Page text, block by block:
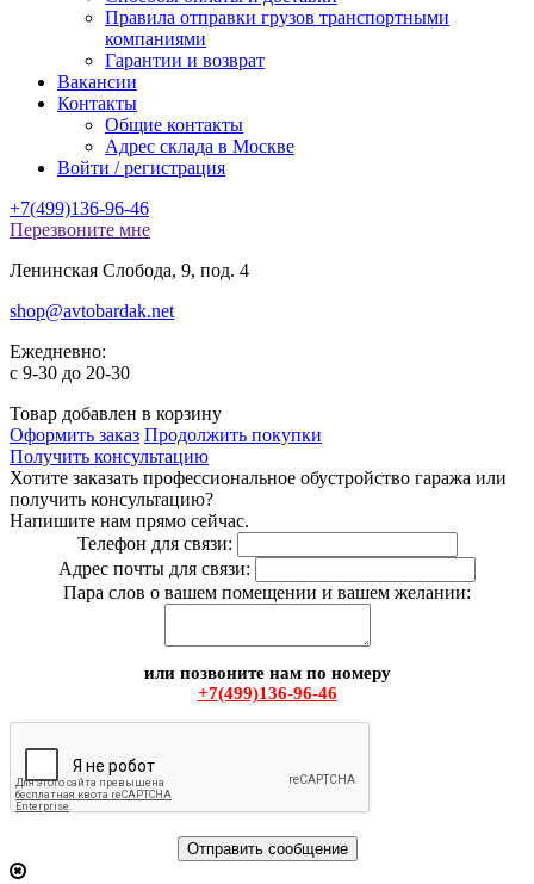
Правила отправки грузов транспортными
компаниями
Гарантии и возврат
Вакансии
Контакты
Общие контакты
Адрес склада в Москве
Войти / регистрация
+7(499)136-96-46
Перезвоните мне
Ленинская Слобода, 9, под. 4
shop@avtobardak.net
Ежедневно:
c 9-30 до 20-30
Товар добавлен в корзину
Оформить заказ Продолжить покупки
Получить консультацию
Хотите заказать профессиональное обустройство гаража или
получить консультацию?
Напишите нам прямо сейчас.
Телефон для связи:
Адрес почты для связи:
Пара слов о вашем помещении и вашем желании:
или позвоните нам по номеру
+7(499)136-96-46